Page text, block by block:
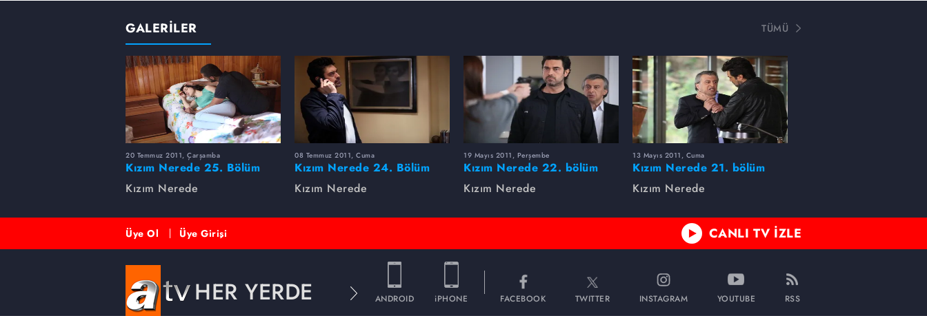
GALERİLER TÜMÜ
20 Temmuz 2011, Çarşamba
Kızım Nerede 25. Bölüm
Fotoğrafları
Kızım Nerede
08 Temmuz 2011, Cuma
Kızım Nerede 24. Bölüm
Fotoğrafları
Kızım Nerede
19 Mayıs 2011, Perşembe
Kızım Nerede 22. bölüm
fotoğrafları
Kızım Nerede
13 Mayıs 2011, Cuma
Kızım Nerede 21. bölüm
fotoğrafları
Kızım Nerede
Üye Ol Üye Girişi CANLI TV İZLE
HER YERDE ANDROID iPHONE FACEBOOK TWITTER INSTAGRAM YOUTUBE RSS